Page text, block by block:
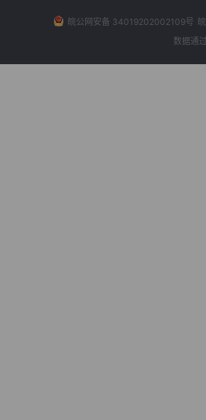
皖公网安备 34019202002109号
数据通